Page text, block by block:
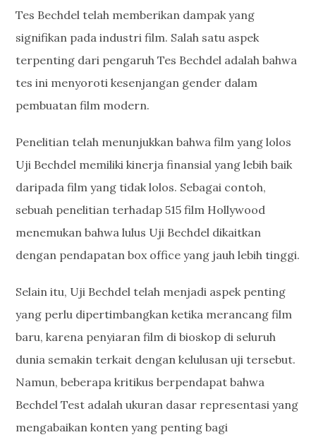
Tes Bechdel telah memberikan dampak yang
signifikan pada industri film. Salah satu aspek
terpenting dari pengaruh Tes Bechdel adalah bahwa
tes ini menyoroti kesenjangan gender dalam
pembuatan film modern.
Penelitian telah menunjukkan bahwa film yang lolos
Uji Bechdel memiliki kinerja finansial yang lebih baik
daripada film yang tidak lolos. Sebagai contoh,
sebuah penelitian terhadap 515 film Hollywood
menemukan bahwa lulus Uji Bechdel dikaitkan
dengan pendapatan box office yang jauh lebih tinggi.
Selain itu, Uji Bechdel telah menjadi aspek penting
yang perlu dipertimbangkan ketika merancang film
baru, karena penyiaran film di bioskop di seluruh
dunia semakin terkait dengan kelulusan uji tersebut.
Namun, beberapa kritikus berpendapat bahwa
Bechdel Test adalah ukuran dasar representasi yang
mengabaikan konten yang penting bagi